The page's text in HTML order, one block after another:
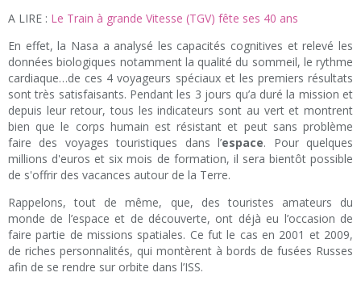
A LIRE : Le Train à grande Vitesse (TGV) fête ses 40 ans
En effet, la Nasa a analysé les capacités cognitives et relevé les
données biologiques notamment la qualité du sommeil, le rythme
cardiaque…de ces 4 voyageurs spéciaux et les premiers résultats
sont très satisfaisants. Pendant les 3 jours qu’a duré la mission et
depuis leur retour, tous les indicateurs sont au vert et montrent
bien que le corps humain est résistant et peut sans problème
faire des voyages touristiques dans l’espace. Pour quelques
millions d'euros et six mois de formation, il sera bientôt possible
de s'offrir des vacances autour de la Terre.
Rappelons, tout de même, que, des touristes amateurs du
monde de l’espace et de découverte, ont déjà eu l’occasion de
faire partie de missions spatiales. Ce fut le cas en 2001 et 2009,
de riches personnalités, qui montèrent à bords de fusées Russes
afin de se rendre sur orbite dans l’ISS.